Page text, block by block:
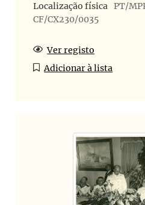
Localização física PT/
CF/CX230/0035
Ver registo
Adicionar à lista